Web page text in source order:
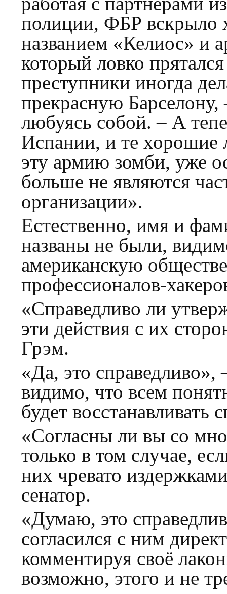
полиции, ФБР вскрыло
названием «Келиос» и
который ловко
преступники иногда
прекрасную
любуясь собой. – А
Испании, и те хорошие
эту армию зомби, уже
больше не являются
организации».
Естественно, имя и
названы не были,
американскую
профессионалов-
«Справедливо ли
эти действия с их
Грэм.
«Да, это справедливо»,
видимо, что всем
будет восстанавливать
«Согласны ли вы со
только в том случае,
них чревато
сенатор.
«Думаю, это
согласился с ним
комментируя своё
возможно, этого и не